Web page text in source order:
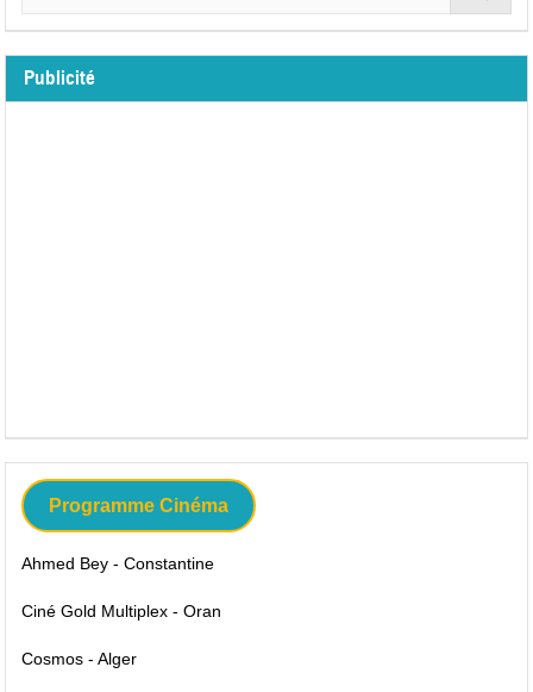
Publicité
Programme Cinéma
Ahmed Bey - Constantine
Ciné Gold Multiplex - Oran
Cosmos - Alger